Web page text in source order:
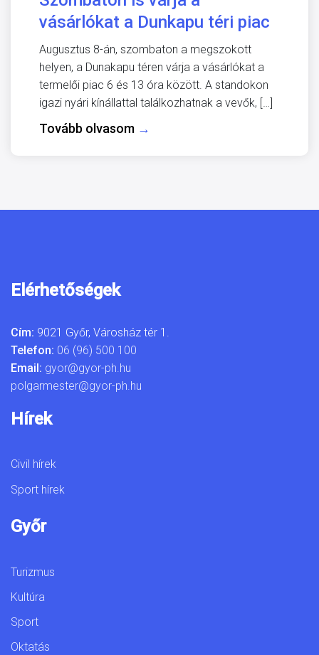
vásárlókat a Dunkapu téri piac
Augusztus 8-án, szombaton a megszokott
helyen, a Dunakapu téren várja a vásárlókat a
termelői piac 6 és 13 óra között. A standokon
igazi nyári kínállattal találkozhatnak a vevők, […]
Tovább olvasom →
Elérhetőségek
Cím: 9021 Győr, Városház tér 1.
Telefon: 06 (96) 500 100
Email: gyor@gyor-ph.hu
polgarmester@gyor-ph.hu
Hírek
Civil hírek
Sport hírek
Győr
Turizmus
Kultúra
Sport
Oktatás